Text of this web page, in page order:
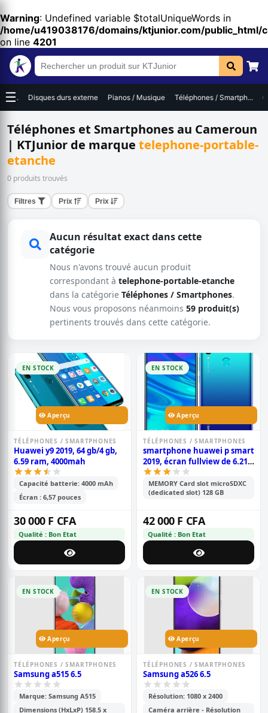
Warning: Undefined variable $totalUniqueWords in
/home/u419038176/domains/ktjunior.com/public_html/
on line 4201
☰ durs externe Pianos / Musique Téléphones / Smartph...
Téléphones et Smartphones au Cameroun
| KTJunior de marque telephone-portable-
etanche
0 produits trouvés
Filtres Prix Prix
Aucun résultat exact dans cette
catégorie
Nous n'avons trouvé aucun produit
correspondant à telephone-portable-etanche
dans la catégorie Téléphones / Smartphones.
Nous vous proposons néanmoins 59 produit(s)
pertinents trouvés dans cette catégorie.
EN STOCK
Aperçu
TÉLÉPHONES / SMARTPHONES
Huawei y9 2019, 64 gb/4 gb,
6.59 ram, 4000mah
Capacité batterie: 4000 mAh
Écran : 6,57 pouces
30 000 F CFA
Qualité : Bon Etat
EN STOCK
Aperçu
TÉLÉPHONES / SMARTPHONES
smartphone huawei p smart
2019, écran fullview de 6.21
pouces, android 9.0; 128 gb
rom, 4 gb ram, double
caméra de 13 mp+2 mp,
MEMORY Card slot microSDXC
(dedicated slot) 128 GB
42 000 F CFA
Qualité : Bon Etat
EN STOCK
Aperçu
TÉLÉPHONES / SMARTPHONES
Samsung a515 6.5
Marque: Samsung A515
Dimensions (HxLxP) 158.5 x
EN STOCK
Aperçu
TÉLÉPHONES / SMARTPHONES
Samsung a526 6.5
Résolution: 1080 x 2400
Caméra arrière - Résolution